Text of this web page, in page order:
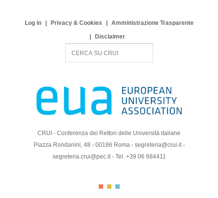
Log in Privacy & Cookies
Amministrazione Trasparente
Disclaimer
c
CRUI - Conferenza dei Rettori delle Università italiane
Piazza Rondanini, 48 - 00186 Roma - segreteria@crui.it -
segreteria.crui@pec.it - Tel. +39 06 684411